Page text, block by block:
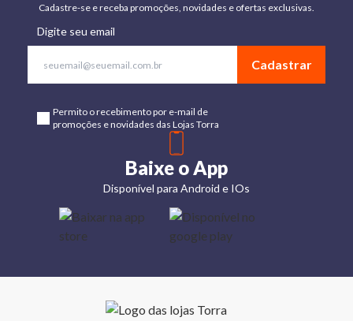
Cadastre-se e receba promoções, novidades e ofertas exclusivas.
Digite seu email
Cadastrar
Permito o recebimento por e-mail de
promoções e novidades das Lojas Torra
Baixe o App
Disponível para Android e IOs